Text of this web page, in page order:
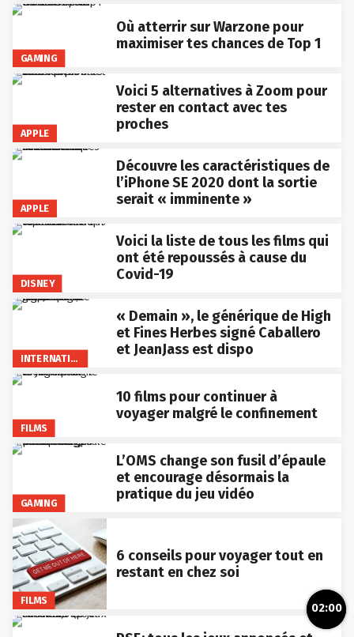
GAMING
Où atterrir sur Warzone pour
maximiser tes chances de Top 1
APPLE
Voici 5 alternatives à Zoom pour
rester en contact avec tes
proches
APPLE
Découvre les caractéristiques de
l’iPhone SE 2020 dont la sortie
serait « imminente »
DISNEY
Voici la liste de tous les films qui
ont été repoussés à cause du
Covid-19
INTERNATIONAL
« Demain », le générique de High
et Fines Herbes signé Caballero
et JeanJass est dispo
FILMS
10 films pour continuer à
voyager malgré le confinement
GAMING
L’OMS change son fusil d’épaule
et encourage désormais la
pratique du jeu vidéo
FILMS
6 conseils pour voyager tout en
restant en chez soi
02:00